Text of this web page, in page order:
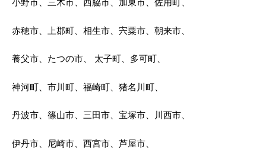
小野市、三木市、西脇市、加東市、佐用町、
赤穂市、上郡町、相生市、宍粟市、朝来市、
養父市、たつの市、 太子町、多可町、
神河町、市川町、福崎町、猪名川町、
丹波市、篠山市、三田市、宝塚市、川西市、
伊丹市、尼崎市、西宮市、芦屋市、